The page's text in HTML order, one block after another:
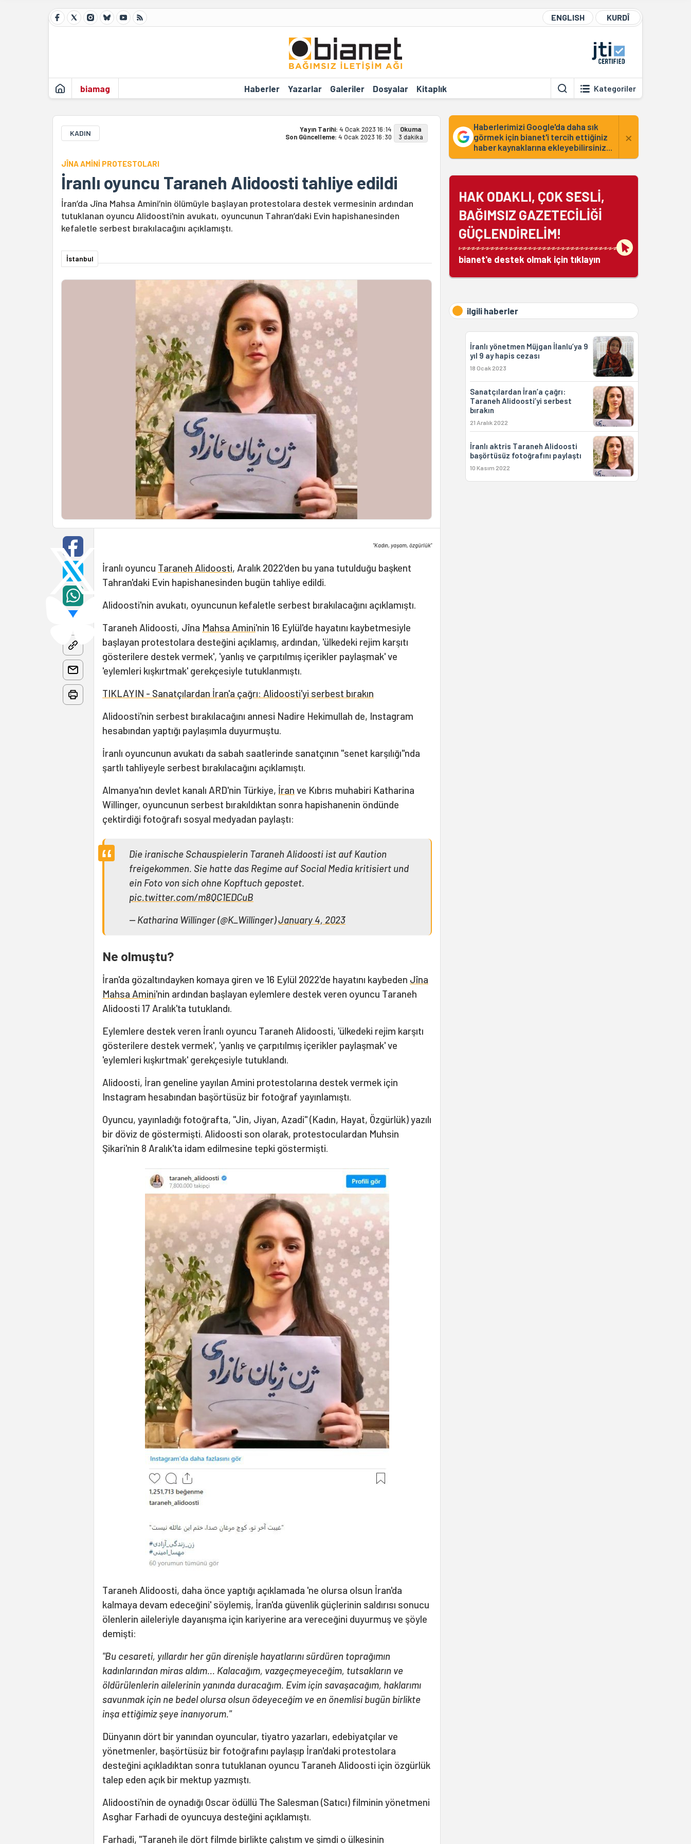
ENGLISH KURDÎ
biamag Haberler Yazarlar Galeriler Dosyalar Kitaplık Kategoriler
KADIN Yayın Tarihi: 4 Ocak 2023 16:14
Son Güncelleme: 4 Ocak 2023 16:30
Okuma
3 dakika
JÎNA AMİNİ PROTESTOLARI
İranlı oyuncu Taraneh Alidoosti tahliye edildi
İran’da Jîna Mahsa Amini’nin ölümüyle başlayan protestolara destek vermesinin ardından
tutuklanan oyuncu Alidoosti'nin avukatı, oyuncunun Tahran’daki Evin hapishanesinden
kefaletle serbest bırakılacağını açıklamıştı.
İstanbul
"Kadın, yaşam, özgürlük"
İranlı oyuncu Taraneh Alidoosti, Aralık 2022'den bu yana tutulduğu başkent
Tahran'daki Evin hapishanesinden bugün tahliye edildi.
Alidoosti'nin avukatı, oyuncunun kefaletle serbest bırakılacağını açıklamıştı.
Taraneh Alidoosti, Jîna Mahsa Amini'nin 16 Eylül'de hayatını kaybetmesiyle
başlayan protestolara desteğini açıklamış, ardından, 'ülkedeki rejim karşıtı
gösterilere destek vermek', 'yanlış ve çarpıtılmış içerikler paylaşmak' ve
'eylemleri kışkırtmak' gerekçesiyle tutuklanmıştı.
TIKLAYIN - Sanatçılardan İran'a çağrı: Alidoosti'yi serbest bırakın
Alidoosti'nin serbest bırakılacağını annesi Nadire Hekimullah de, Instagram
hesabından yaptığı paylaşımla duyurmuştu.
İranlı oyuncunun avukatı da sabah saatlerinde sanatçının "senet karşılığı"nda
şartlı tahliyeyle serbest bırakılacağını açıklamıştı.
Almanya'nın devlet kanalı ARD'nin Türkiye, İran ve Kıbrıs muhabiri Katharina
Willinger, oyuncunun serbest bırakıldıktan sonra hapishanenin öndünde
çektirdiği fotoğrafı sosyal medyadan paylaştı:
Die iranische Schauspielerin Taraneh Alidoosti ist auf Kaution
freigekommen. Sie hatte das Regime auf Social Media kritisiert und
ein Foto von sich ohne Kopftuch gepostet.
pic.twitter.com/m8QC1EDCuB
— Katharina Willinger (@K_Willinger)January 4, 2023
Ne olmuştu?
İran'da gözaltındayken komaya giren ve 16 Eylül 2022'de hayatını kaybeden Jîna
Mahsa Amini'nin ardından başlayan eylemlere destek veren oyuncu Taraneh
Alidoosti 17 Aralık'ta tutuklandı.
Eylemlere destek veren İranlı oyuncu Taraneh Alidoosti, 'ülkedeki rejim karşıtı
gösterilere destek vermek', 'yanlış ve çarpıtılmış içerikler paylaşmak' ve
'eylemleri kışkırtmak' gerekçesiyle tutuklandı.
Alidoosti, İran geneline yayılan Amini protestolarına destek vermek için
Instagram hesabından başörtüsüz bir fotoğraf yayınlamıştı.
Oyuncu, yayınladığı fotoğrafta, "Jin, Jiyan, Azadi" (Kadın, Hayat, Özgürlük) yazılı
bir döviz de göstermişti. Alidoosti son olarak, protestoculardan Muhsin
Şikari'nin 8 Aralık'ta idam edilmesine tepki göstermişti.
Taraneh Alidoosti, daha önce yaptığı açıklamada 'ne olursa olsun İran'da
kalmaya devam edeceğini' söylemiş, İran'da güvenlik güçlerinin saldırısı sonucu
ölenlerin aileleriyle dayanışma için kariyerine ara vereceğini duyurmuş ve şöyle
demişti:
"Bu cesareti, yıllardır her gün direnişle hayatlarını sürdüren toprağımın
kadınlarından miras aldım... Kalacağım, vazgeçmeyeceğim, tutsakların ve
öldürülenlerin ailelerinin yanında duracağım. Evim için savaşacağım, haklarımı
savunmak için ne bedel olursa olsun ödeyeceğim ve en önemlisi bugün birlikte
inşa ettiğimiz şeye inanıyorum."
Dünyanın dört bir yanından oyuncular, tiyatro yazarları, edebiyatçılar ve
yönetmenler, başörtüsüz bir fotoğrafını paylaşıp İran'daki protestolara
desteğini açıkladıktan sonra tutuklanan oyuncu Taraneh Alidoosti için özgürlük
talep eden açık bir mektup yazmıştı.
Alidoosti'nin de oynadığı Oscar ödüllü The Salesman (Satıcı) filminin yönetmeni
Asghar Farhadi de oyuncuya desteğini açıklamıştı.
Farhadi, "Taraneh ile dört filmde birlikte çalıştım ve şimdi o ülkesinin
Haberlerimizi Google'da daha sık
görmek için bianet'i tercih ettiğiniz
haber kaynaklarına ekleyebilirsiniz...
×
HAK ODAKLI, ÇOK SESLİ,
BAĞIMSIZ GAZETECİLİĞİ
GÜÇLENDİRELİM!
bianet'e destek olmak için tıklayın
ilgili haberler
İranlı yönetmen Müjgan İlanlu’ya 9
yıl 9 ay hapis cezası
18 Ocak 2023
Sanatçılardan İran’a çağrı:
Taraneh Alidoosti’yi serbest
bırakın
21 Aralık 2022
İranlı aktris Taraneh Alidoosti
başörtüsüz fotoğrafını paylaştı
10 Kasım 2022